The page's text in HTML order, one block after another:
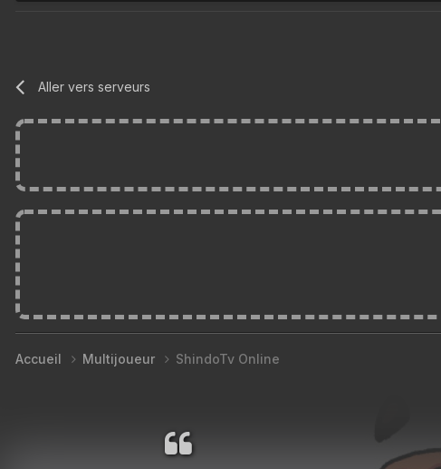
Aller vers serveurs
Accueil Multijoueur ShindoTv Online